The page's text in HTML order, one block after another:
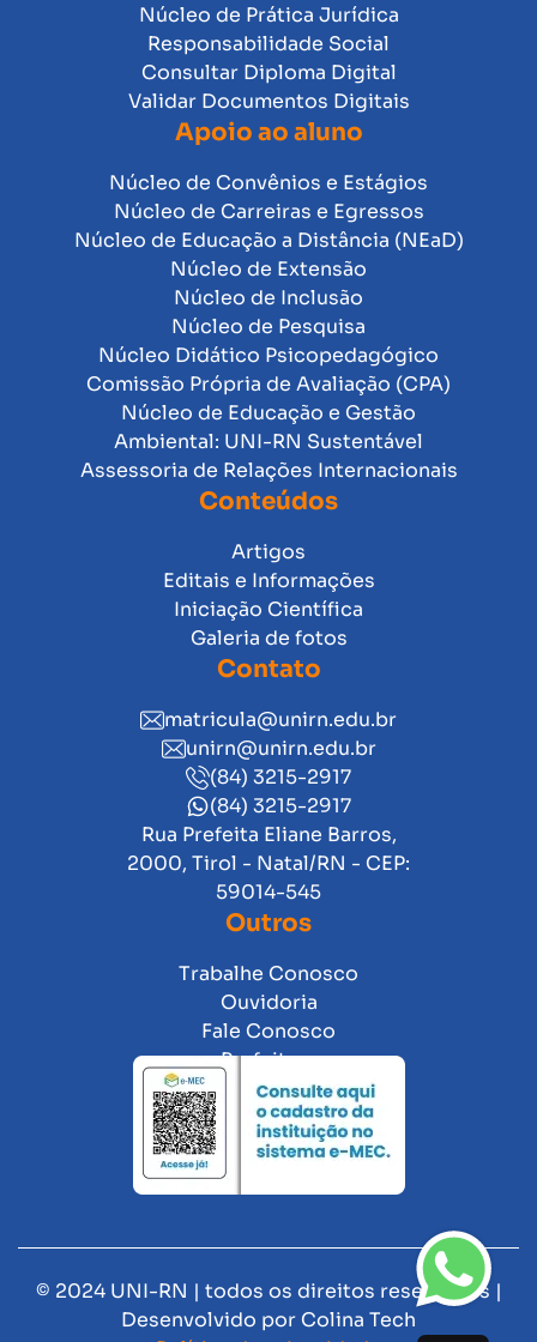
Núcleo de Prática Jurídica
Responsabilidade Social
Consultar Diploma Digital
Validar Documentos Digitais
Apoio ao aluno
Núcleo de Convênios e Estágios
Núcleo de Carreiras e Egressos
Núcleo de Educação a Distância (NEaD)
Núcleo de Extensão
Núcleo de Inclusão
Núcleo de Pesquisa
Núcleo Didático Psicopedagógico
Comissão Própria de Avaliação (CPA)
Núcleo de Educação e Gestão
Ambiental: UNI-RN Sustentável
Assessoria de Relações Internacionais
Conteúdos
Artigos
Editais e Informações
Iniciação Científica
Galeria de fotos
Contato
matricula@unirn.edu.br
unirn@unirn.edu.br
(84) 3215-2917
(84) 3215-2917
Rua Prefeita Eliane Barros,
2000, Tirol - Natal/RN - CEP:
59014-545
Outros
Trabalhe Conosco
Ouvidoria
Fale Conosco
Prefeitura
© 2024 UNI-RN | todos os direitos reservados |
Desenvolvido por Colina Tech